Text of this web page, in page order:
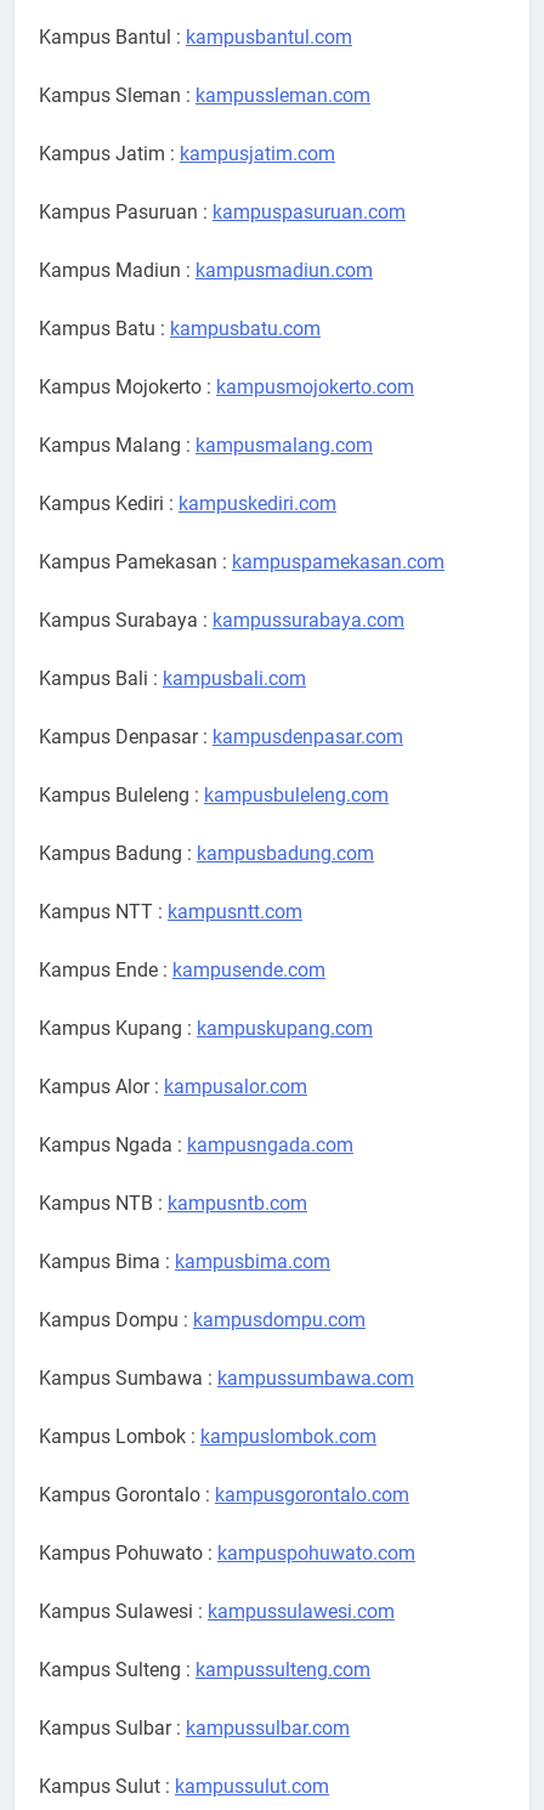
Kampus Bantul : kampusbantul.com
Kampus Sleman : kampussleman.com
Kampus Jatim : kampusjatim.com
Kampus Pasuruan : kampuspasuruan.com
Kampus Madiun : kampusmadiun.com
Kampus Batu : kampusbatu.com
Kampus Mojokerto : kampusmojokerto.com
Kampus Malang : kampusmalang.com
Kampus Kediri : kampuskediri.com
Kampus Pamekasan : kampuspamekasan.com
Kampus Surabaya : kampussurabaya.com
Kampus Bali : kampusbali.com
Kampus Denpasar : kampusdenpasar.com
Kampus Buleleng : kampusbuleleng.com
Kampus Badung : kampusbadung.com
Kampus NTT : kampusntt.com
Kampus Ende : kampusende.com
Kampus Kupang : kampuskupang.com
Kampus Alor : kampusalor.com
Kampus Ngada : kampusngada.com
Kampus NTB : kampusntb.com
Kampus Bima : kampusbima.com
Kampus Dompu : kampusdompu.com
Kampus Sumbawa : kampussumbawa.com
Kampus Lombok : kampuslombok.com
Kampus Gorontalo : kampusgorontalo.com
Kampus Pohuwato : kampuspohuwato.com
Kampus Sulawesi : kampussulawesi.com
Kampus Sulteng : kampussulteng.com
Kampus Sulbar : kampussulbar.com
Kampus Sulut : kampussulut.com